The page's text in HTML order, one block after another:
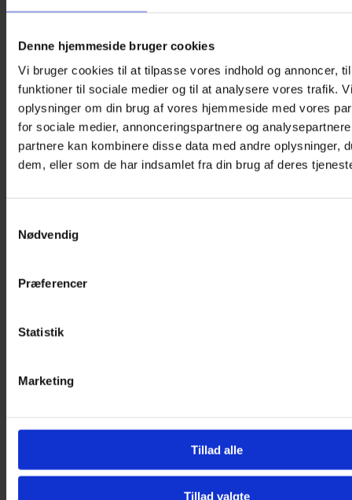
Denne hjemmeside bruger cookies
Vi bruger cookies til at tilpasse vores indhold og annoncer,
funktioner til sociale medier og til at analysere vores trafik.
oplysninger om din brug af vores hjemmeside med vores
for sociale medier, annonceringspartnere og
partnere kan kombinere disse data med andre oplysninger,
dem, eller som de har indsamlet fra din brug af deres
Nødvendig
Præferencer
Statistik
Marketing
Tillad alle
Tillad valgte